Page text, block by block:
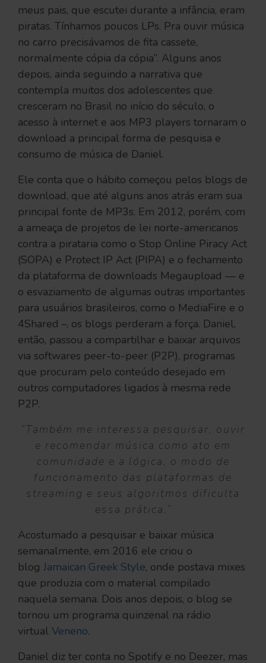
meus pais, que escutei durante a infância, eram
piratas. Tínhamos poucos LPs. Pra ouvir música
no carro precisávamos de fita cassete,
normalmente cópia da cópia”. Alguns anos
depois, ainda seguindo a narrativa que
contempla muitos dos adolescentes que
cresceram no Brasil no início do século, o
acesso à internet e aos MP3 players tornaram o
download a principal forma de pesquisa e
consumo de música de Daniel.
Ele conta que o hábito começou pelos blogs de
download, que até alguns anos atrás eram sua
principal fonte de MP3s. Em 2012, porém, com
a ameaça de projetos de lei norte-americanos
contra a pirataria como o Stop Online Piracy Act
(SOPA) e Protect IP Act (PIPA) e o fechamento
da plataforma de downloads Megaupload — e
o esvaziamento de algumas outras importantes
para usuários brasileiros, como o MediaFire e o
4Shared –, os blogs perderam a força. Daniel,
então, passou a compartilhar e baixar arquivos
via softwares peer-to-peer (P2P), programas
que procuram pelo conteúdo desejado em
outros computadores ligados à mesma rede
P2P.
“Também me interessa pesquisar, ouvir
e recomendar música como ato em
comunidade e a lógica, o modo de
funcionamento das plataformas de
streaming e seus algoritmos dificulta
essa prática.”
Acostumado a pesquisar e baixar música
semanalmente, em 2016 ele criou o
blog Jamaican Greek Style, onde postava mixes
que produzia com o material compilado
naquela semana. Dois anos depois, o blog se
tornou um programa quinzenal na rádio
virtual Veneno.
Daniel diz ter conta no Spotify e no Deezer, mas